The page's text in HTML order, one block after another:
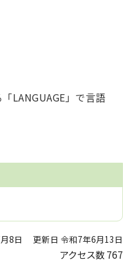
LANGUAGE」で言語
8日 更新日 令和7年6月13日
アクセス数767